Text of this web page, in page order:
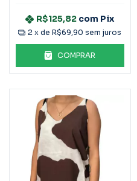
R$125,82 com Pix
2 x deR$69,90 sem juros
COMPRAR